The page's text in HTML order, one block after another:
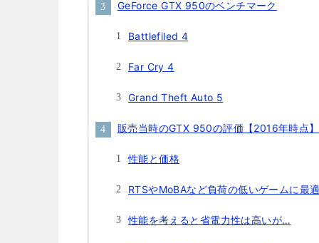
GeForce GTX 950のベンチマーク
Battlefiled 4
Far Cry 4
Grand Theft Auto 5
販売当時のGTX 950の評価【2016年時点】
性能と価格
RTSやMoBAなど負荷の低いゲームに最
性能を考えると省電力性は高いが…